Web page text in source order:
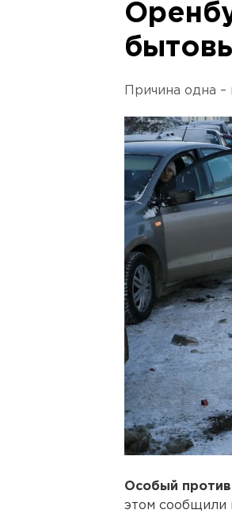
Причина одна –
Особый
этом сообщили